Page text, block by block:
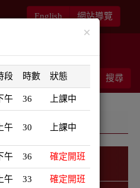
English 網站導覽
搜尋
習地圖
×
段 時數 狀態
午 36 上課中
上午 30 上課中
午 36 確定開班
上午 33 確定開班